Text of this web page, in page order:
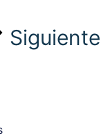
Siguiente